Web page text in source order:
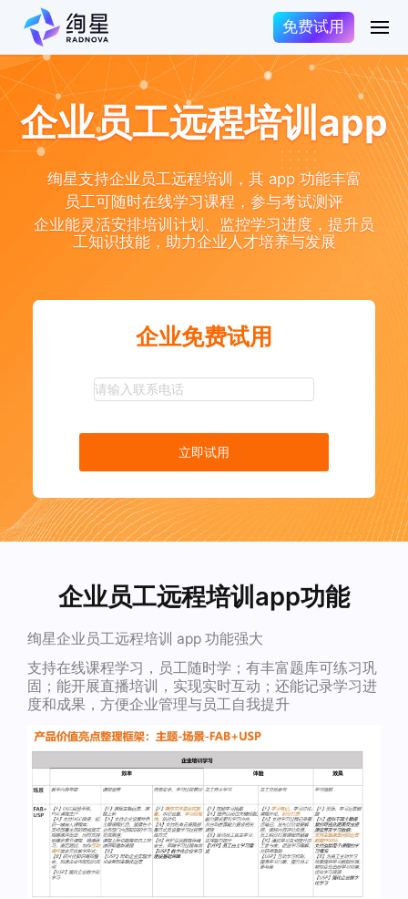
免费试用
企业员工远程培训app
绚星支持企业员工远程培训，其 app 功能丰富
员工可随时在线学习课程，参与考试测评
企业能灵活安排培训计划、监控学习进度，提升员
工知识技能，助力企业人才培养与发展
企业免费试用
立即试用
企业员工远程培训app功能
绚星企业员工远程培训 app 功能强大
支持在线课程学习，员工随时学；有丰富题库可练习巩
固；能开展直播培训，实现实时互动；还能记录学习进
度和成果，方便企业管理与员工自我提升